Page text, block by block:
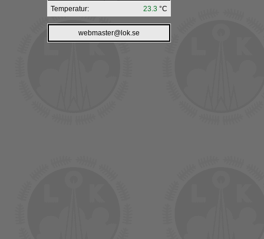
23.3 °C
Temperatur:
webmaster@lok.se